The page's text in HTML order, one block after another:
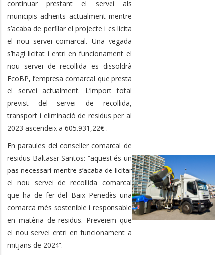
continuar prestant el servei als
municipis adherits actualment mentre
s’acaba de perfilar el projecte i es licita
el nou servei comarcal. Una vegada
s’hagi licitat i entri en funcionament el
nou servei de recollida es dissoldrà
EcoBP, l’empresa comarcal que presta
el servei actualment. L’import total
previst del servei de recollida,
transport i eliminació de residus per al
2023 ascendeix a 605.931,22€ .
En paraules del conseller comarcal de
residus Baltasar Santos: “aquest és un
pas necessari mentre s’acaba de licitar
el nou servei de recollida comarcal
que ha de fer del Baix Penedès una
comarca més sostenible i responsable
en matèria de residus. Preveiem que
el nou servei entri en funcionament a
mitjans de 2024”.